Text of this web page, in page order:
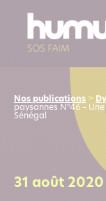
Nos publications >
paysannes N°46 –
Sénégal
31 août 2020